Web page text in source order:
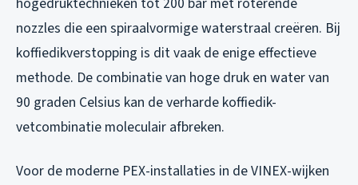
nozzles die een spiraalvormige waterstraal creëren. Bij
koffiedikverstopping is dit vaak de enige effectieve
methode. De combinatie van hoge druk en water van
90 graden Celsius kan de verharde koffiedik-
vetcombinatie moleculair afbreken.
Voor de moderne PEX-installaties in de VINEX-wijken